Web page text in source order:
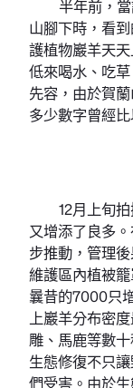
半年前，
山腳下時，看
護植物巖羊天
低來喝水、吃
先容，由於賀
多少數字曾經
12月上旬
又增添了良多
步推動，管理
維護區內植被
曩昔的7000只
上巖羊分布密
雕、馬鹿等數
生態修復不只
們受害。由於